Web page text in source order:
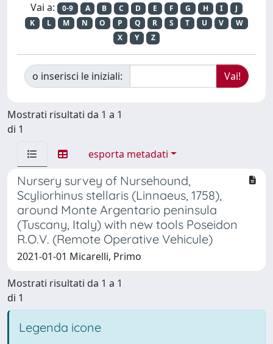
Vai a: 0-9 A B C D E F G H I
J
K
L M N O P Q R S T U V
W
X
Y Z
o inserisci le iniziali:
Mostrati risultati da 1 a 1
di 1
esporta metadati
Nursery survey of Nursehound,
Scyliorhinus stellaris (Linnaeus, 1758),
around Monte Argentario peninsula
(Tuscany, Italy) with new tools Poseidon
R.O.V. (Remote Operative Vehicule)
2021-01-01 Micarelli, Primo
Mostrati risultati da 1 a 1
di 1
Legenda icone